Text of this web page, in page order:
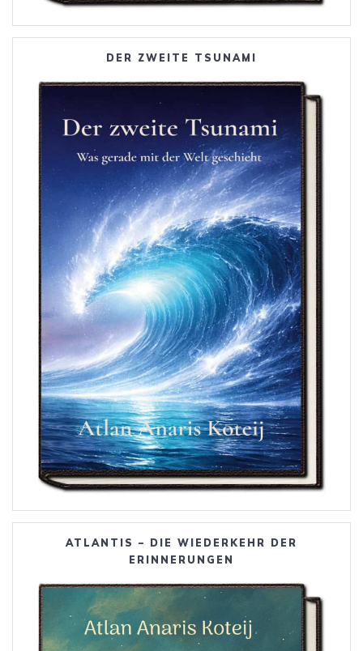
DER ZWEITE TSUNAMI
ATLANTIS – DIE WIEDERKEHR DER
ERINNERUNGEN